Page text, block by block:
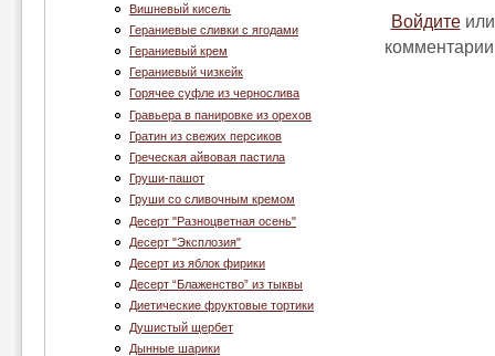
Вишневый кисель
Гераниевые сливки с ягодами
Гераниевый крем
Гераниевый чизкейк
Горячее суфле из чернослива
Гравьера в панировке из орехов
Гратин из свежих персиков
Греческая айвовая пастила
Груши-пашот
Груши со сливочным кремом
Десерт "Разноцветная осень"
Десерт "Эксплозия"
Десерт из яблок фирики
Десерт “Блаженство” из тыквы
Диетические фруктовые тортики
Душистый щербет
Дынные шарики
Войдите
комментарии